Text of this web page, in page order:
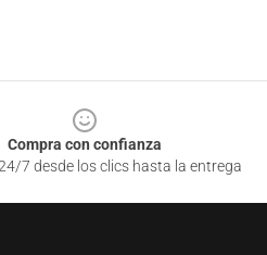
Compra con confianza
7 desde los clics hasta la entrega